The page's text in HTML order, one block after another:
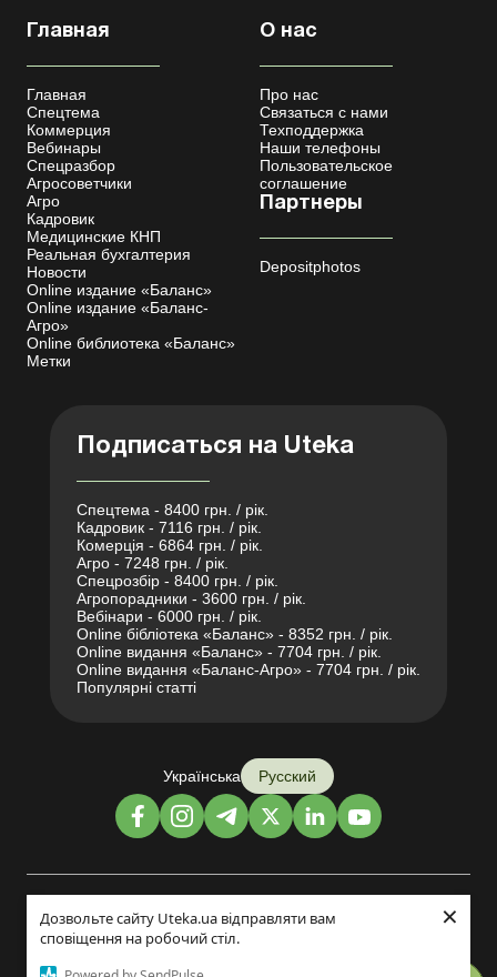
Дозвольте сайту Uteka.ua відправляти вам
сповіщення на робочий стіл.
×
Главная
Главная
Спецтема
Коммерция
Вебинары
Спецразбор
Агросоветчики
Агро
Кадровик
Медицинские КНП
Реальная бухгалтерия
Новости
Online издание «Баланс»
Online издание «Баланс-
Агро»
Online библиотека «Баланс»
Метки
О нас
Про нас
Связаться с нами
Техподдержка
Наши телефоны
Пользовательское
соглашение
Партнеры
Depositphotos
Подписаться на Uteka
Спецтема - 8400 грн. / рік.
Кадровик - 7116 грн. / рік.
Комерція - 6864 грн. / рік.
Агро - 7248 грн. / рік.
Спецрозбір - 8400 грн. / рік.
Агропорадники - 3600 грн. / рік.
Вебінари - 6000 грн. / рік.
Online бібліотека «Баланс» - 8352 грн. / рік.
Online видання «Баланс» - 7704 грн. / рік.
Online видання «Баланс-Агро» - 7704 грн. / рік.
Популярні статті
Українська Русский
Дизайн и разработка: